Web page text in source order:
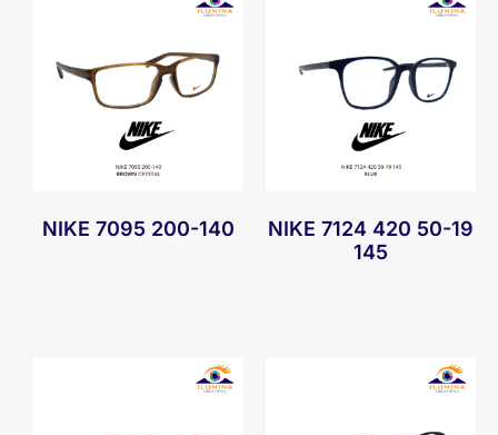
NIKE 7095 200-140
NIKE 7124 420 50-19
145